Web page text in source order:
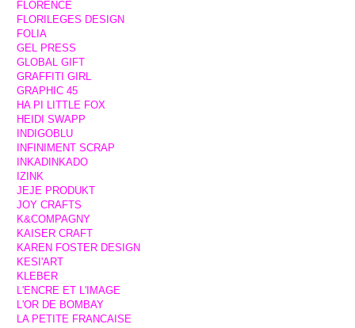
FLORENCE
FLORILEGES DESIGN
FOLIA
GEL PRESS
GLOBAL GIFT
GRAFFITI GIRL
GRAPHIC 45
HA PI LITTLE FOX
HEIDI SWAPP
INDIGOBLU
INFINIMENT SCRAP
INKADINKADO
IZINK
JEJE PRODUKT
JOY CRAFTS
K&COMPAGNY
KAISER CRAFT
KAREN FOSTER DESIGN
KESI'ART
KLEBER
L'ENCRE ET L'IMAGE
L'OR DE BOMBAY
LA PETITE FRANCAISE